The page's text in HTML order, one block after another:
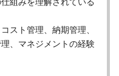
スト管理、納期管理、
、マネジメントの経験